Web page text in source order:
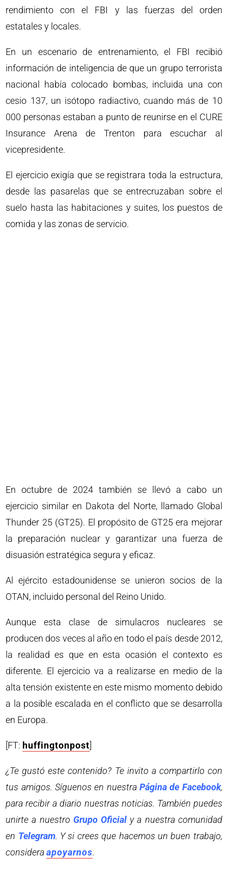
rendimiento con el FBI y las fuerzas del orden
estatales y locales.
En un escenario de entrenamiento, el FBI recibió
información de inteligencia de que un grupo terrorista
nacional había colocado bombas, incluida una con
cesio 137, un isótopo radiactivo, cuando más de 10
000 personas estaban a punto de reunirse en el CURE
Insurance Arena de Trenton para escuchar al
vicepresidente.
El ejercicio exigía que se registrara toda la estructura,
desde las pasarelas que se entrecruzaban sobre el
suelo hasta las habitaciones y suites, los puestos de
comida y las zonas de servicio.
En octubre de 2024 también se llevó a cabo un
ejercicio similar en Dakota del Norte, llamado Global
Thunder 25 (GT25). El propósito de GT25 era mejorar
la preparación nuclear y garantizar una fuerza de
disuasión estratégica segura y eficaz.
Al ejército estadounidense se unieron socios de la
OTAN, incluido personal del Reino Unido.
Aunque esta clase de simulacros nucleares se
producen dos veces al año en todo el país desde 2012,
la realidad es que en esta ocasión el contexto es
diferente. El ejercicio va a realizarse en medio de la
alta tensión existente en este mismo momento debido
a la posible escalada en el conflicto que se desarrolla
en Europa.
[FT: huffingtonpost
¿Te gustó este contenido? Te invito a compartirlo con
tus amigos. Síguenos en nuestraPágina de Facebook,
para recibir a diario nuestras noticias. También puedes
unirte a nuestro Grupo Oficial y a nuestra comunidad
en Telegram. Y si crees que hacemos un buen trabajo,
consideraapoyarnos.